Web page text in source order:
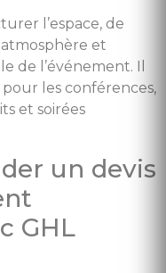
l’espace, de
et
de l’événement. Il
les conférences,
et soirées
un devis
GHL